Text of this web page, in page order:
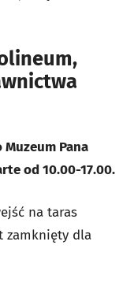
Pana
od 10.00-17.00.
na taras
zamknięty dla